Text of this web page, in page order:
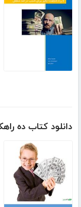
دانلود کتاب ده